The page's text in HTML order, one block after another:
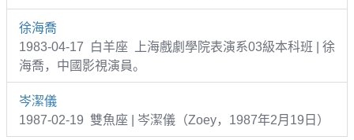
徐海喬
1983-04-17 白羊座 上海戲劇學院表演系03級本科班 | 徐
海喬，中國影視演員。
岑潔儀
1987-02-19 雙魚座 | 岑潔儀（Zoey，1987年2月19日）